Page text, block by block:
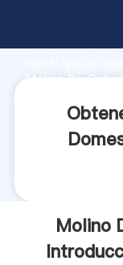
fuerte
Molino De
Molino